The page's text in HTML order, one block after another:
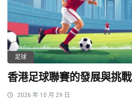
足球
香港足球聯賽的發展與挑戰
2026 年 10 月 29 日